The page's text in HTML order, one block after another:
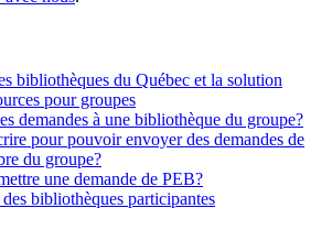
bibliothèques du Québec et la solution
pour groupes
demandes à une bibliothèque du groupe?
pour pouvoir envoyer des demandes de
du groupe?
une demande de PEB?
bibliothèques participantes